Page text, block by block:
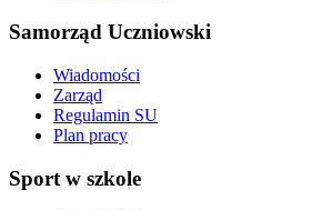
Samorząd Uczniowski
Wiadomości
Zarząd
Regulamin SU
Plan pracy
Sport w szkole